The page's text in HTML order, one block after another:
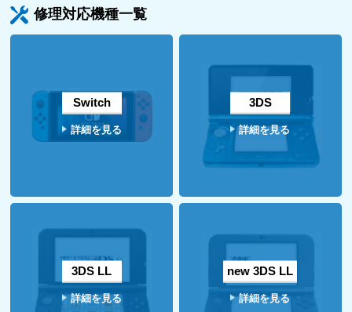
修理対応機種一覧
Switch
詳細を見る
3DS
詳細を見る
3DS LL
詳細を見る
new 3DS LL
詳細を見る